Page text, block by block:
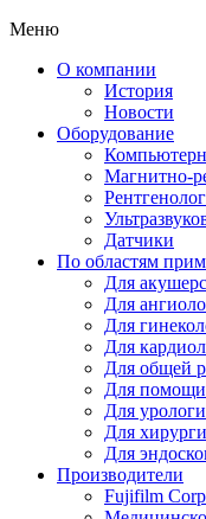
Меню
О компании
История
Новости
Оборудование
Магнитно-
Датчики
По областям
Для
Для
Для
Для
Для общей
Для помощи
Для
Для
Для
Производители
Fujifilm